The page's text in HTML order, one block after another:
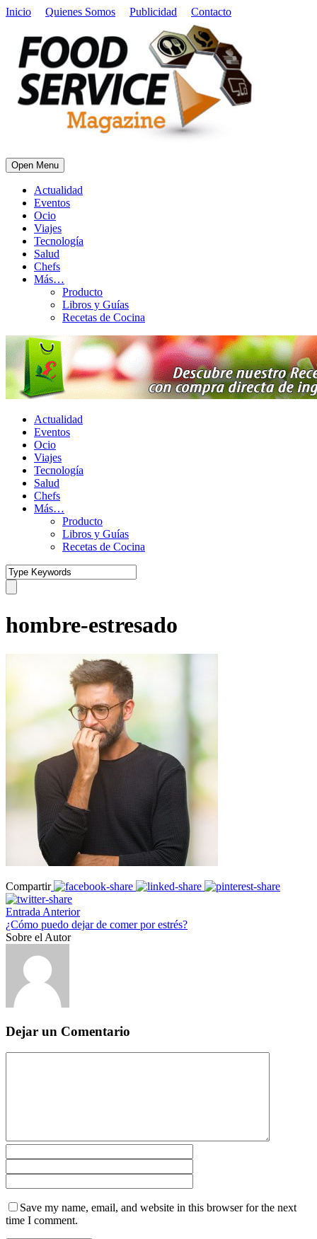
Inicio Quienes Somos Publicidad Contacto
Open Menu
Actualidad
Eventos
Ocio
Viajes
Tecnología
Salud
Chefs
Más…
Producto
Libros y Guías
Recetas de Cocina
Actualidad
Eventos
Ocio
Viajes
Tecnología
Salud
Chefs
Más…
Producto
Libros y Guías
Recetas de Cocina
hombre-estresado
Compartir
Entrada Anterior
¿Cómo puedo dejar de comer por estrés?
Sobre el Autor
Dejar un Comentario
Save my name, email, and website in this browser for the next
time I comment.